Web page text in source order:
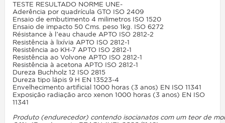
TESTE RESULTADO NORME UNE-
Aderência por quadrícula GTO ISO 2409
Ensaio de embutimento 4 milimetros ISO 1520
Ensaio de impacto 50 Cms. peso 1kg. ISO 6272
Résistance à l’eau chaude APTO ISO 2812-2
Resistência à lixívia APTO ISO 2812-1
Resistência ao KH-7 APTO ISO 2812-1
Resistência ao Volvone APTO ISO 2812-1
Resistência à acetona APTO ISO 2812-1
Dureza Buchholz 12 ISO 2815
Dureza tipo lápis 9 H EN 13523-4
Envelhecimento artificial 1000 horas (3 anos) EN ISO 11341
Exposição radiação arco xenon 1000 horas (3 anos) EN ISO
11341
Produto (endurecedor) contendo isocianatos com um teor de